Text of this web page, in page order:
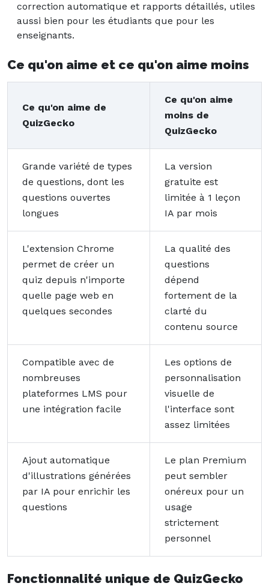
correction automatique et rapports détaillés, utiles
aussi bien pour les étudiants que pour les
enseignants.
Ce qu'on aime et ce qu'on aime moins
Ce qu'on aime de
QuizGecko
Ce qu'on aime
moins de
QuizGecko
Grande variété de types
de questions, dont les
questions ouvertes
longues
La version
gratuite est
limitée à 1 leçon
IA par mois
L'extension Chrome
permet de créer un
quiz depuis n'importe
quelle page web en
quelques secondes
La qualité des
questions
dépend
fortement de la
clarté du
contenu source
Compatible avec de
nombreuses
plateformes LMS pour
une intégration facile
Les options de
personnalisation
visuelle de
l'interface sont
assez limitées
Ajout automatique
d'illustrations générées
par IA pour enrichir les
questions
Le plan Premium
peut sembler
onéreux pour un
usage
strictement
personnel
Fonctionnalité unique de QuizGecko